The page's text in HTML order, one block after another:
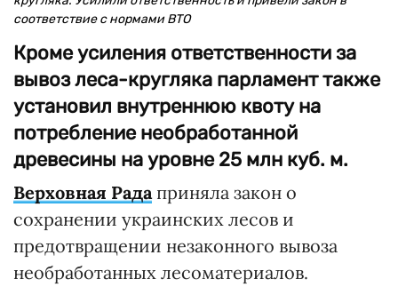
соответствие с нормами ВТО
Кроме усиления ответственности за
вывоз леса-кругляка парламент также
установил внутреннюю квоту на
потребление необработанной
древесины на уровне 25 млн куб. м.
Верховная Радаприняла закон о
сохранении украинских лесов и
предотвращении незаконного вывоза
необработанных лесоматериалов.